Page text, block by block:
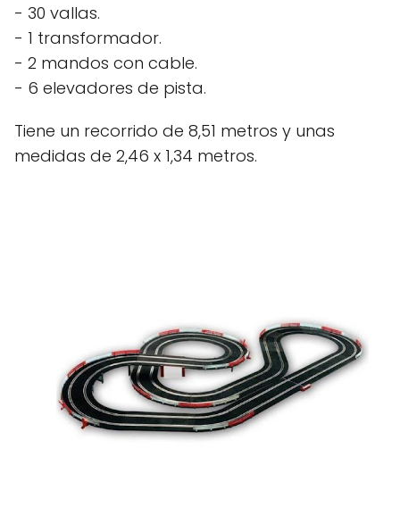
- 30 vallas.
- 1 transformador.
- 2 mandos con cable.
- 6 elevadores de pista.
Tiene un recorrido de 8,51 metros y unas
medidas de 2,46 x 1,34 metros.